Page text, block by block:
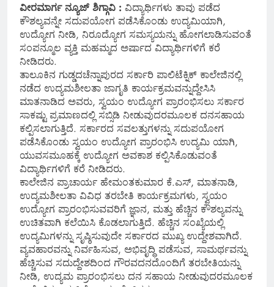
ವೀರಮಾರ್ಗ ನ್ಯೂಜ್ ಶಿಗ್ಗಾವಿ : ವಿದ್ಯಾರ್ಥಿಗಳು ತಾವು ಪಡೆದ
ಕೌಶಲ್ಯವನ್ನೇ ಸದುಪಯೋಗ ಪಡೆಸಿಕೊಂಡು ಉದ್ಯಮಿಯಾಗಿ,
ಉದ್ಯೋಗ ನೀಡಿ, ನಿರೂದ್ಯೋಗ ಸಮಸ್ಯಯನ್ನು ಹೋಗಲಾಡಿಸುವಂತೆ
ಸಂಪನ್ಮೂಲ ವ್ಯಕ್ತಿ ಮಹಮ್ಮದ ಅರ್ಷಾದ ವಿದ್ಯಾರ್ಥಿಗಳಿಗೆ ಕರೆ
ನೀಡಿದರು.
ತಾಲೂಕಿನ ಗುಡ್ಡದಚೆನ್ನಾಪುರದ ಸರ್ಕಾರಿ ಪಾಲಿಟೆಕ್ನಿಕ್ ಕಾಲೇಜಿನಲ್ಲಿ
ನಡೆದ ಉದ್ಯಮಶೀಲತಾ ಜಾಗೃತಿ ಕಾರ್ಯಕ್ರಮವನ್ನುದ್ದೇಸಿಸಿ
ಮಾತನಾಡಿದ ಅವರು, ಸ್ವಯಂ ಉದ್ಯೋಗ ಪ್ರಾರಂಭಿಸಲು ಸರ್ಕಾರ
ಸಾಕಷ್ಟು ಪ್ರಮಾಣದಲ್ಲಿ ಸಬ್ಸಿಡಿ ನೀಡುವುದರಮೂಲಕ ದನಸಹಾಯ
ಕಲ್ಪಿಸಲಾಗುತ್ತಿದೆ. ಸರ್ಕಾರದ ಸವಲತ್ತುಗಳನ್ನು ಸದುಪಯೋಗ
ಪಡೆಸಿಕೊಂಡು ಸ್ವಯಂ ಉದ್ಯೋಗ ಪ್ರಾರಂಭಿಸಿ ಉದ್ಯಮಿ ಯಾಗಿ,
ಯುವಸಮೂಹಕ್ಕೆ ಉದ್ಯೋಗ ಅವಕಾಶ ಕಲ್ಪಿಸಿಕೊಡುವಂತೆ
ವಿದ್ಯಾರ್ಥಿಗಳಿಗೆ ಕರೆ ನೀಡಿದರು.
ಕಾಲೇಜಿನ ಪ್ರಾಚಾರ್ಯ ಹೇಮಂತಕುಮಾರ ಕೆ.ಎಸ್, ಮಾತನಾಡಿ,
ಉದ್ಯಮಶೀಲತಾ ವಿವಿಧ ತರಬೇತಿ ಕಾರ್ಯಕ್ರಮಗಳು, ಸ್ವಯಂ
ಉದ್ಯೋಗ ಪ್ರಾರಂಭಿಸುವವರಿಗೆ ಜ್ಞಾನ, ಮತ್ತು ಹೆಚ್ಚಿನ ಕೌಶಲ್ಯವನ್ನು
ಉಚಿತವಾಗಿ ಕಲೆಯಿಸಿ ಕೊಡಲಾಗುತ್ತಿದೆ. ಹೆಚ್ಚಿನ ಸಂಖ್ಯೆಯಲ್ಲಿ
ಉದ್ಯಮಿಗಳನ್ನು ಸೃಷ್ಠಿಸುವುದೇ ಸರ್ಕಾರದ ಮುಖ್ಯ ಉದ್ದೇಶವಾಗಿದೆ.
ವ್ಯವಹಾರವನ್ನು ನಿರ್ವಹಿಸುವ, ಅಭಿವೃದ್ಧಿ ಪಡೆಸುವ, ಸಾಮರ್ಥವನ್ನು
ಹೆಚ್ಚಿಸುವ ಸದುದ್ದೇಶದಿಂದ ಗೌರವದನದೊಂದಿಗೆ ತರಬೇತಿಯನ್ನು
ನೀಡಿ, ಉದ್ಯಮ ಪ್ರಾರಂಭಿಸಲು ದನ ಸಹಾಯ ನೀಡುವುದರಮೂಲಕ